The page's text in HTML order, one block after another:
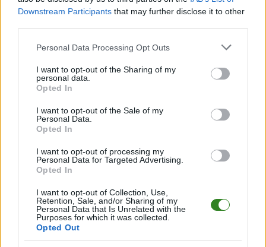
Downstream Participants that may further disclose it to other
Please note that this website/app uses one or more Google
not limited to your visit or usage behaviour. You may click to
grant or deny consent to Google and its third-party tags to
use your data for below specified purposes in below Google
consent section.
Personal Data Processing Opt Outs
I want to opt-out of the Sharing of my
personal data.
Opted In
I want to opt-out of the Sale of my
Personal Data.
Opted In
I want to opt-out of processing my
Personal Data for Targeted Advertising.
Opted In
I want to opt-out of Collection, Use,
Retention, Sale, and/or Sharing of my
Personal Data that Is Unrelated with the
Purposes for which it was collected.
Opted Out
decyzja w sprawie
PCLA! Wydano
pozwolenie na
budowę
Bonus 300 zł dla
nowych graczy w
Fortunie. Sprawdź,
Remis KS
Wiązownica w
starciu z KSZO
Ostrowiec
Świętokrzyski
Niedźwiedź przed
meczem ze
Najważniejsza jest
codzienna praca
KOMENTARZE